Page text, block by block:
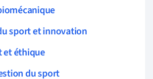
sport et innovation
et éthique
du sport